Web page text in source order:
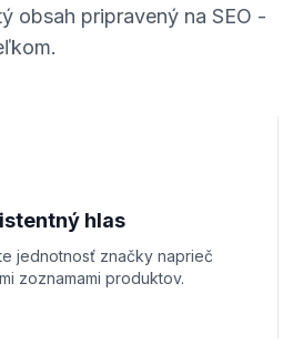
obsah pripravený na SEO -
hlas
jednotnosť značky naprieč
zoznamami produktov.